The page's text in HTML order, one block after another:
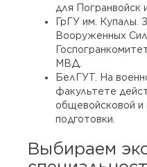
для Погранвойск
ГрГУ им. Купалы.
Вооруженных
МВД.
БелГУТ. На
факультете
общевойсковой и
подготовки.
Выбираем